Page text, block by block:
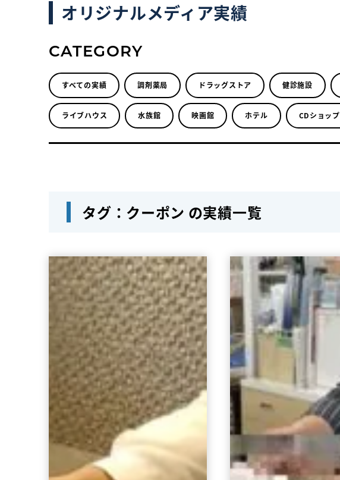
オリジナルメディア実績
CATEGORY
すべての実績 調剤薬局 ドラッグストア 健診施設
ライブハウス 水族館 映画館 ホテル CDショップ
タグ：クーポン の実績一覧